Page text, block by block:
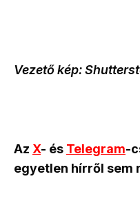
Vezető kép:
Az X- és Telegram-
egyetlen hírről sem